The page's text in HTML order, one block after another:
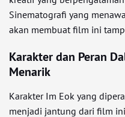
Sinematografi yang
akan membuat film ini
Karakter dan Peran
Menarik
Karakter Im Eok yang
menjadi jantung dari film